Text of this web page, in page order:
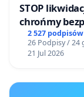
STOP
chrońmy
2 527 podpisów
26 Podpisy / 24
21 Jul 2026